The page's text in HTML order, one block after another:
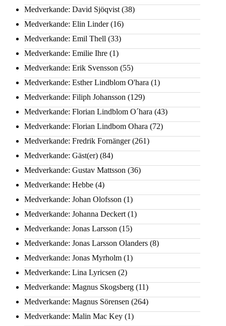
Medverkande: David Sjöqvist (38)
Medverkande: Elin Linder(16)
Medverkande: Emil Thell (33)
Medverkande: Emilie Ihre (1)
Medverkande: Erik Svensson (55)
Medverkande: Esther Lindblom O'hara (1)
Medverkande: Filiph Johansson (129)
Medverkande: Florian Lindblom O´hara (43)
Medverkande: Florian Lindbom Ohara (72)
Medverkande: Fredrik Fornänger(261)
Medverkande: Gäst(er) (84)
Medverkande: Gustav Mattsson (36)
Medverkande: Hebbe (4)
Medverkande: Johan Olofsson (1)
Medverkande: Johanna Deckert (1)
Medverkande: Jonas Larsson (15)
Medverkande: Jonas Larsson Olanders (8)
Medverkande: Jonas Myrholm (1)
Medverkande: Lina Lyricsen (2)
Medverkande: Magnus Skogsberg (11)
Medverkande: Magnus Sörensen (264)
Medverkande: Malin Mac Key (1)